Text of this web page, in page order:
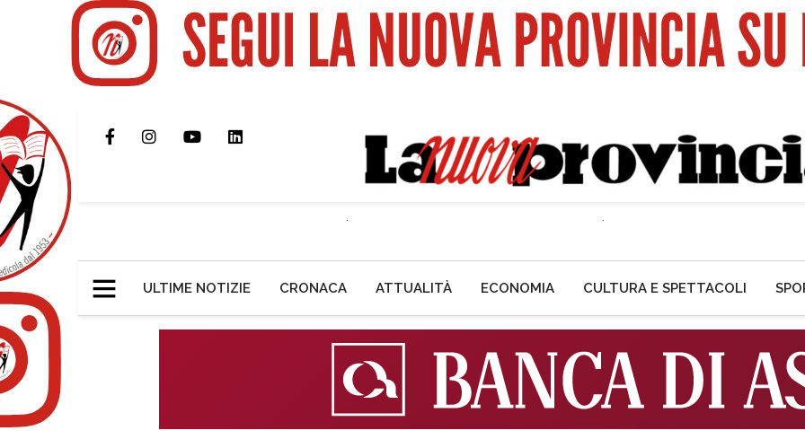
ULTIME NOTIZIE CRONACA ATTUALITÀ ECONOMIA CULTURA E SPETTACOLI